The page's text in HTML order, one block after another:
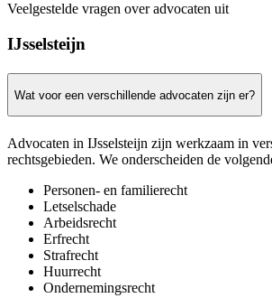
Veelgestelde vragen over advocaten uit
IJsselsteijn
Wat voor een verschillende advocaten zijn er?
Advocaten in IJsselsteijn zijn werkzaam in
rechtsgebieden. We onderscheiden de
Personen- en familierecht
Letselschade
Arbeidsrecht
Erfrecht
Strafrecht
Huurrecht
Ondernemingsrecht